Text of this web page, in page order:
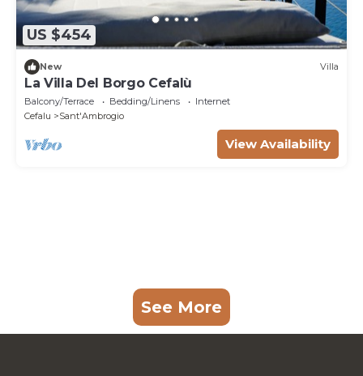
US $454
New Villa
La Villa Del Borgo Cefalù
Balcony/Terrace Bedding/Linens
Internet
Cefalu
Sant'Ambrogio
View Availability
See More